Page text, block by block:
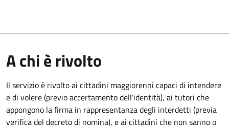
A chi è rivolto
Il servizio è rivolto ai cittadini maggiorenni capaci di intendere
e di volere (previo accertamento dell'identità), ai tutori che
appongono la firma in rappresentanza degli interdetti (previa
verifica del decreto di nomina), e ai cittadini che non sanno o